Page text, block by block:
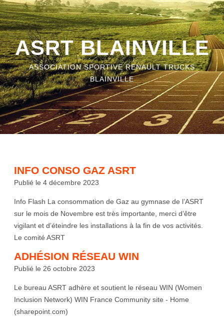
ASRT BLAINVILLE
ASSOCIATION SPORTIVE RENAULT TRUCKS
BLAINVILLE
INFO CONSO GAZ ASRT
Publié le 4 décembre 2023
Info Flash La consommation de Gaz au gymnase de l’ASRT
sur le mois de Novembre est très importante, merci d’être
vigilant et d’éteindre les installations à la fin de vos activités.
Le comité ASRT
ADHÉSION RÉSEAU WIN
Publié le 26 octobre 2023
Le bureau ASRT adhère et soutient le réseau WIN (Women
Inclusion Network) WIN France Community site - Home
(sharepoint.com)